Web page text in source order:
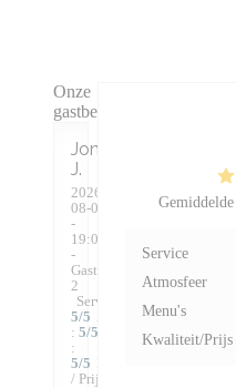
Onze
gastbeoordelingen
Jonathan
J
2026-
08-08
-
19:00
-
Gasten
2
Service
5/5 Atmosfeer
: 5/5
Keuken
:
5/5
/ Prijs
Service
Atmosfeer
Menu's
Kwaliteit/Prijs